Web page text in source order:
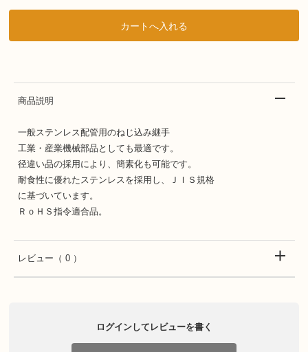
商品説明
一般ステンレス配管用のねじ込み継手
工業・産業機械部品としても最適です。
径違い品の採用により、簡素化も可能です。
耐食性に優れたステンレスを採用し、ＪＩＳ規格
に基づいています。
ＲｏＨＳ指令適合品。
レビュー （ 0 ）
ログインしてレビューを書く